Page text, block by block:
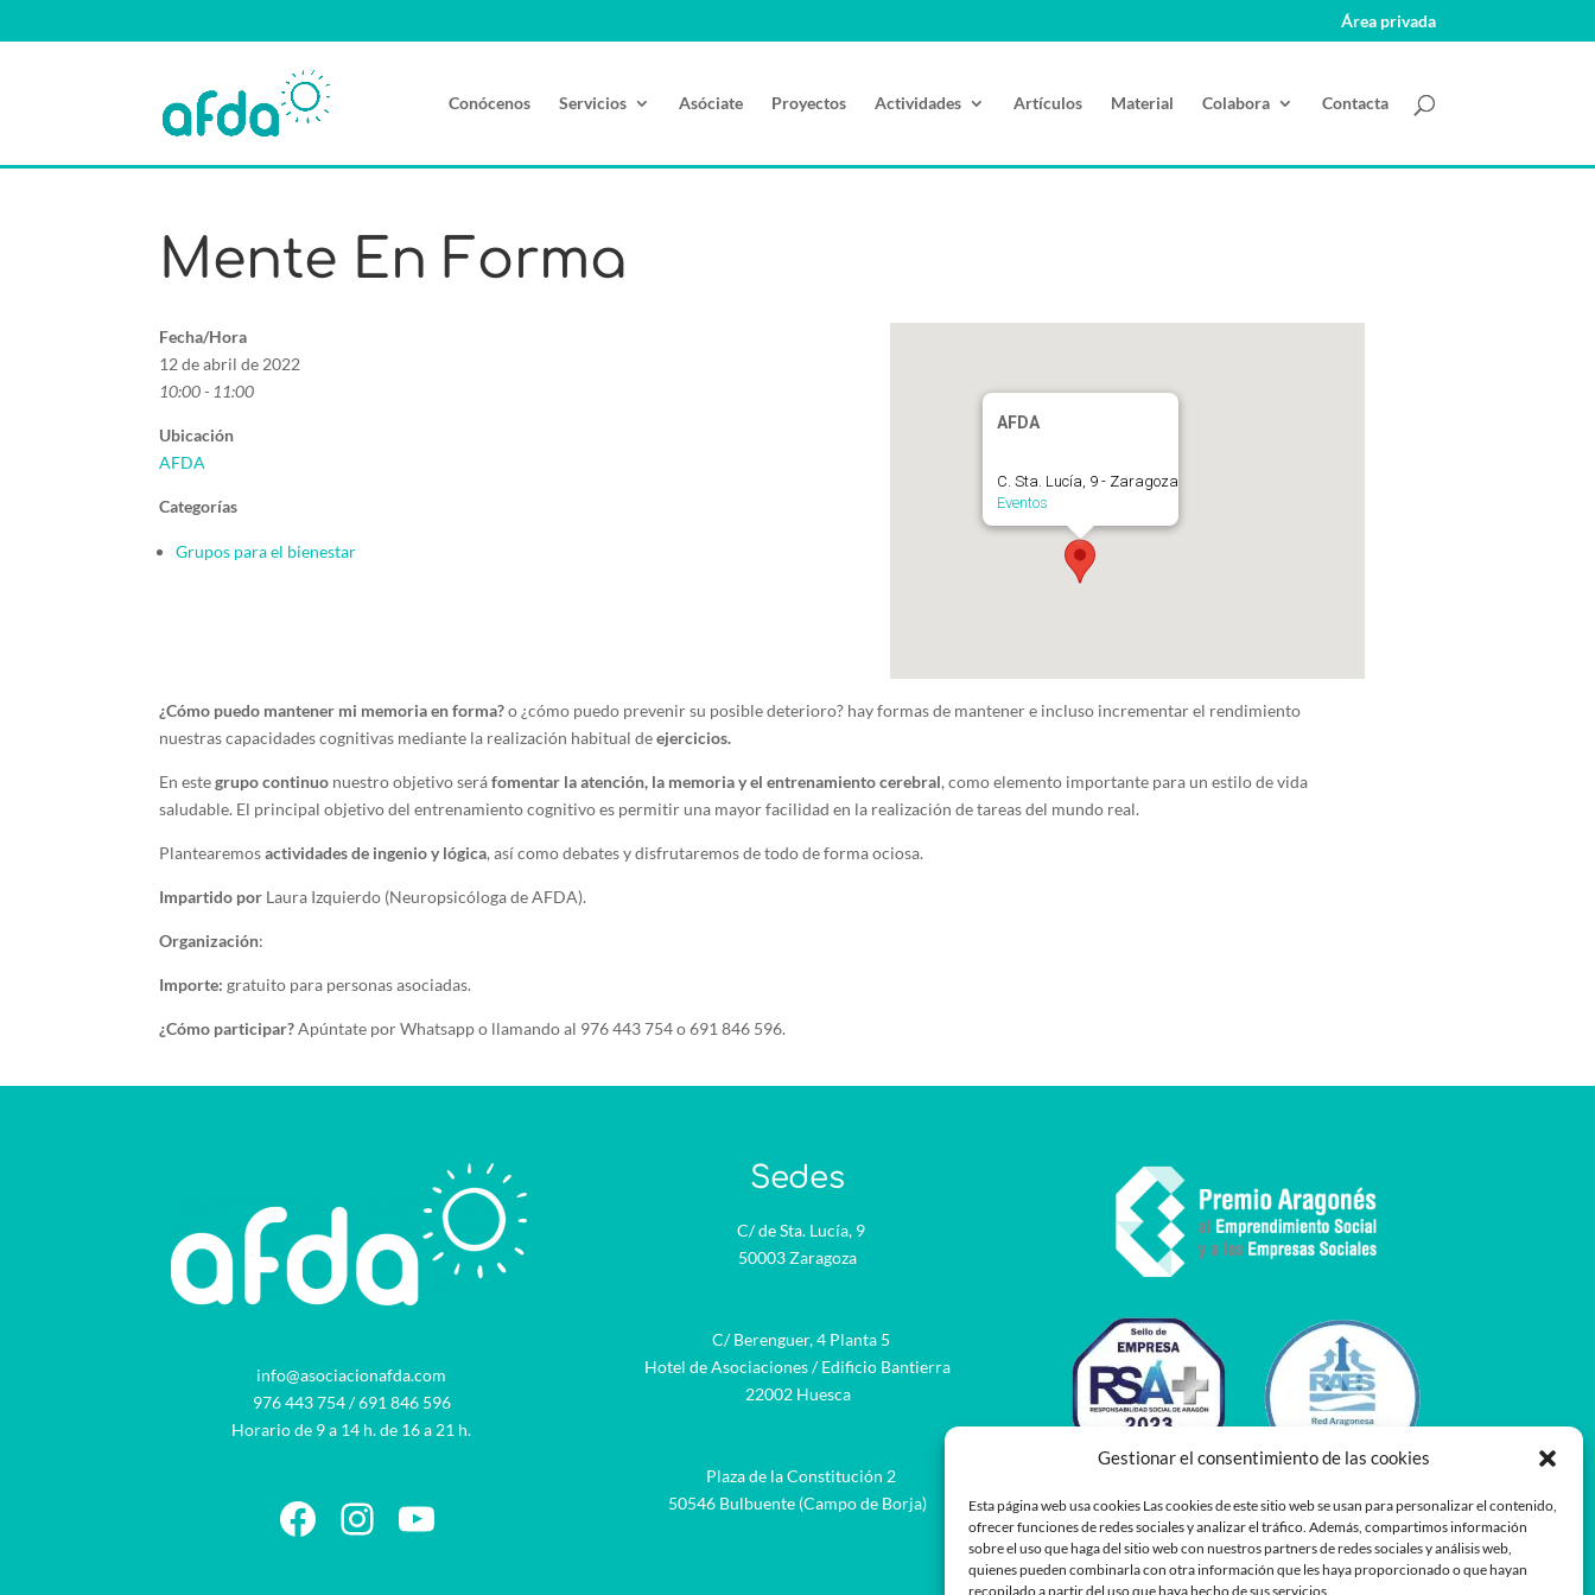
Gestionar el consentimiento de las cookies
Esta página web usa cookies Las cookies de este sitio web se usan para personalizar el contenido,
ofrecer funciones de redes sociales y analizar el tráfico. Además, compartimos información
sobre el uso que haga del sitio web con nuestros partners de redes sociales y análisis web,
quienes pueden combinarla con otra información que les haya proporcionado o que hayan
recopilado a partir del uso que haya hecho de sus servicios.
Área privada
Conócenos Servicios Asóciate Proyectos Actividades Artículos Material Colabora Contacta
Mente En Forma
AFDA
C. Sta. Lucía, 9 - Zaragoza
Eventos
Fecha/Hora
12 de abril de 2022
10:00 - 11:00
Ubicación
AFDA
Categorías
Grupos para el bienestar
¿Cómo puedo mantener mi memoria en forma?o ¿cómo puedo prevenir su posible deterioro? hay formas de mantener e incluso incrementar el rendimiento
nuestras capacidades cognitivas mediante la realización habitual deejercicios.
En estegrupo continuo nuestro objetivo seráfomentar la atención, la memoria y el entrenamiento cerebral, como elemento importante para un estilo de vida
saludable. El principal objetivo del entrenamiento cognitivo es permitir una mayor facilidad en la realización de tareas del mundo real.
Plantearemosactividades de ingenio y lógica, así como debates y disfrutaremos de todo de forma ociosa.
Impartido por Laura Izquierdo (Neuropsicóloga de AFDA).
Organización:
Importe: gratuito para personas asociadas.
¿Cómo participar?Apúntate por Whatsapp o llamando al 976 443 754 o 691 846 596.
info@asociacionafda.com
976 443 754/691 846 596
Horario de 9 a 14 h. de 16 a 21 h.
Facebook
Instagram
YouTube
Sedes
C/ de Sta. Lucía, 9
50003 Zaragoza
C/ Berenguer, 4 Planta 5
Hotel de Asociaciones / Edificio Bantierra
22002 Huesca
Plaza de la Constitución 2
50546 Bulbuente (Campo de Borja)